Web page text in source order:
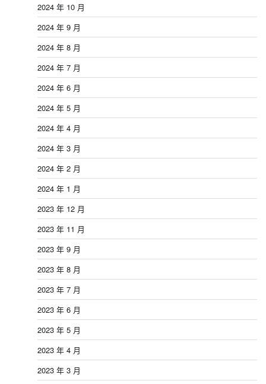
2024 年 10 月
2024 年 9 月
2024 年 8 月
2024 年 7 月
2024 年 6 月
2024 年 5 月
2024 年 4 月
2024 年 3 月
2024 年 2 月
2024 年 1 月
2023 年 12 月
2023 年 11 月
2023 年 9 月
2023 年 8 月
2023 年 7 月
2023 年 6 月
2023 年 5 月
2023 年 4 月
2023 年 3 月